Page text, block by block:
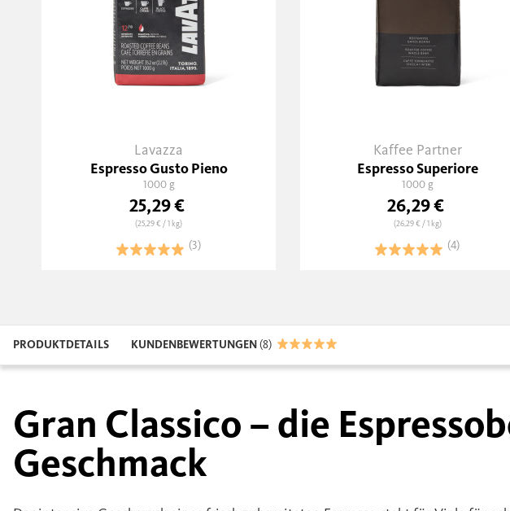
Lavazza
Espresso Gusto Pieno
1000 g
25,29 €
(25,29 €/ 1 kg)
(3)
Kaffee Partner
Espresso Superiore
1000 g
26,29 €
(26,29 €/ 1 kg)
(4)
PRODUKTDETAILS KUNDENBEWERTUNGEN(8)
Gran Classico – die
Geschmack